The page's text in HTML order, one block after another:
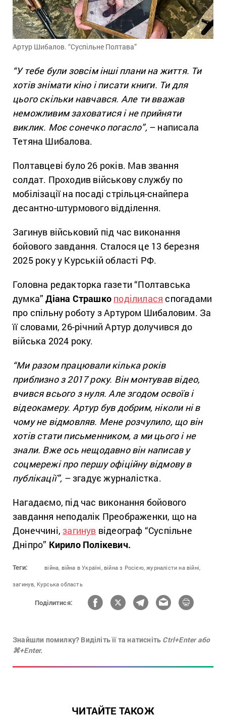
Артур Шибалов. “Суспільне Полтава”
“У тебе були зовсім інші плани на життя. Ти
хотів знімати кіно і писати книги. Ти для
цього скільки навчався. Але ти вважав
неможливим заховатися і не прийняти
виклик. Моє сонечко погасло”,– написала
Тетяна Шибалова.
Полтавцеві було 26 років. Мав звання
солдат. Проходив військову службу по
мобілізації на посаді стрільця-снайпера
десантно-штурмового відділення.
Загинув військовий під час виконання
бойового завдання. Сталося це 13 березня
2025 року у Курській області РФ.
Головна редакторка газети “Полтавська
думка”Діана Страшко поділилася спогадами
про спільну роботу з Артуром Шибаловим. За
її словами, 26-річний Артур долучився до
війська 2024 року.
“Ми разом працювали кілька років
приблизно з 2017 року. Він монтував відео,
вчився всього з нуля. Але згодом освоїв і
відеокамеру. Артур був добрим, ніколи ні в
чому не відмовляв. Мене розчулило, що він
хотів стати письменником, а ми цього і не
знали. Вже ось нещодавно він написав у
соцмережі про першу офіційну відмову в
публікації”, – згадує журналістка.
Нагадаємо, під час виконання бойового
завдання неподалік Преображенки, що на
Донеччині,загинув відеограф “Суспільне
Дніпро” Кирило Полікевич.
Теги: війна, війна в Україні, війна з Росією, журналісти на війні,
загинув, Курська область
Поділитися:
Знайшли помилку? Виділіть її та натисніть Ctrl+Enter або
⌘+Enter.
ЧИТАЙТЕ ТАКОЖ